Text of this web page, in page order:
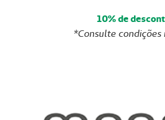
10% de
*Consulte condições